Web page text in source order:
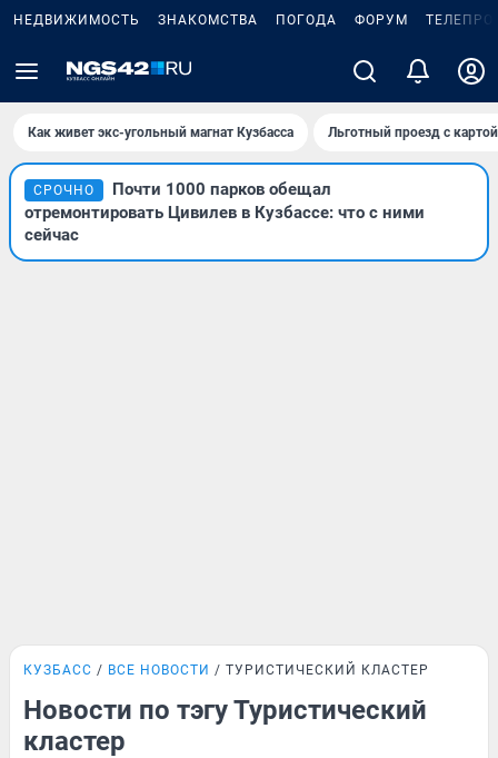
НЕДВИЖИМОСТЬ ЗНАКОМСТВА ПОГОДА ФОРУМ
Как живет экс-угольный магнат Кузбасса Льготный проезд с
СРОЧНО
Почти 1000 парков обещал
отремонтировать Цивилев в Кузбассе: что с ними
сейчас
КУЗБАСС ВСЕ НОВОСТИ ТУРИСТИЧЕСКИЙ КЛАСТЕР
Новости по тэгу Туристический
кластер